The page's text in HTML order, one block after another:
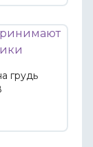
грудь